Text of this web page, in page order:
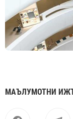
МАЪЛУМОТНИ